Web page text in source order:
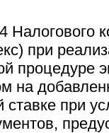
Налогового
при
процедуре
на
ставке при